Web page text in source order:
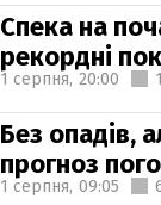
Спека на
рекордні
1 серпня, 20:00
Без опадів,
прогноз
1 серпня, 09:05